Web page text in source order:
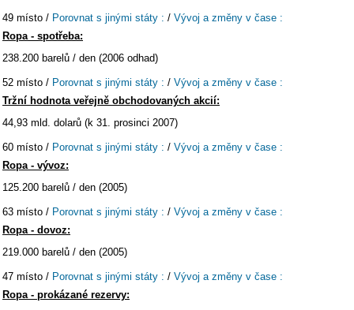
49 místo / Porovnat s jinými státy : / Vývoj a změny v čase :
Ropa - spotřeba:
238.200 barelů / den (2006 odhad)
52 místo / Porovnat s jinými státy : / Vývoj a změny v čase :
Tržní hodnota veřejně obchodovaných akcií:
44,93 mld. dolarů (k 31. prosinci 2007)
60 místo / Porovnat s jinými státy : / Vývoj a změny v čase :
Ropa - vývoz:
125.200 barelů / den (2005)
63 místo / Porovnat s jinými státy : / Vývoj a změny v čase :
Ropa - dovoz:
219.000 barelů / den (2005)
47 místo / Porovnat s jinými státy : / Vývoj a změny v čase :
Ropa - prokázané rezervy: